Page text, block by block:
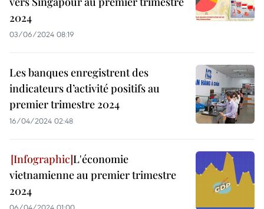
2024
03/06/2024 08:19
Les banques enregistrent des
indicateurs d’activité positifs au
premier trimestre 2024
16/04/2024 02:48
L'économie
vietnamienne au premier trimestre
2024